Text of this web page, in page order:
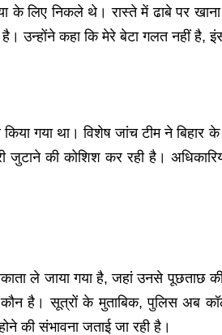
के लिए निकले थे। रास्ते में ढाबे पर
कहा कि मेरे बेटा गलत नहीं है,
गया था। विशेष जांच टीम ने बिहार
जुटाने की कोशिश कर रही है।
ले जाया गया है, जहां उनसे पूछताछ
है। सूत्रों के मुताबिक, पुलिस अब
की संभावना जताई जा रही है।